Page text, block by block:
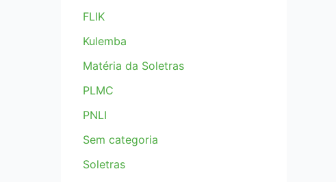
FLIK
Kulemba
Matéria da Soletras
PLMC
PNLI
Sem categoria
Soletras